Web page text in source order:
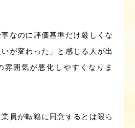
なのに評価基準だけ厳しくな
が変わった」と感じる人が出
雰囲気が悪化しやすくなりま
員が転籍に同意するとは限ら